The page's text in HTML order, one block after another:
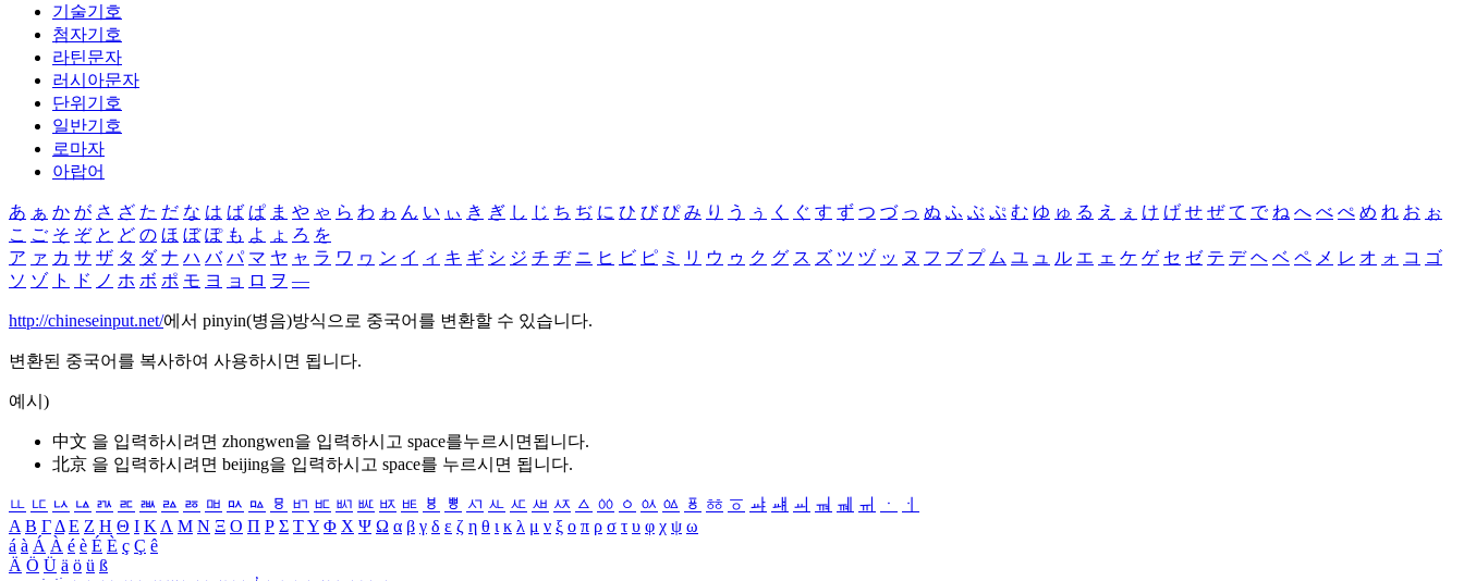
기술기호
첨자기호
라틴문자
러시아문자
단위기호
일반기호
로마자
아랍어
あ ぁ か が さ ざ た だ な は ば ぱ ま や ゃ ら わ ゎ ん い ぃ き ぎ し じ ち ぢ に ひ び ぴ み り う ぅ く ぐ す ず つ づ っ ぬ ふ ぶ ぷ む ゆ ゅ る え ぇ け げ せ ぜ て で ね へ べ ぺ め れ お ぉ
こ ご そ ぞ と ど の ほ ぼ ぽ も よ ょ ろ を
ア ァ カ サ ザ タ ダ ナ ハ バ パ マ ヤ ャ ラ ワ ヮ ン イ ィ キ ギ シ ジ チ ヂ ニ ヒ ビ ピ ミ リ ウ ゥ ク グ ス ズ ツ ヅ ッ ヌ フ ブ プ ム ユ ュ ル エ ェ ケ ゲ セ ゼ テ デ ヘ ベ ペ メ レ オ ォ コ ゴ
ソ ゾ ト ド ノ ホ ボ ポ モ ヨ ョ ロ ヲ ―
http://chineseinput.net/에서 pinyin(병음)방식으로 중국어를 변환할 수 있습니다.
변환된 중국어를 복사하여 사용하시면 됩니다.
예시)
中文 을 입력하시려면 zhongwen을 입력하시고 space를누르시면됩니다.
北京 을 입력하시려면 beijing을 입력하시고 space를 누르시면 됩니다.
ㅥ ㅦ ㅧ ㅨ ㅩ ㅪ ㅫ ㅬ ㅭ ㅮ ㅯ ㅰ ㅱ ㅲ ㅳ ㅴ ㅵ ㅶ ㅷ ㅸ ㅹ ㅺ ㅻ ㅼ ㅽ ㅾ ㅿ ㆀ ㆁ ㆂ ㆃ ㆄ ㆅ ㆆ ㆇ ㆈ ㆉ ㆊ ㆋ ㆌ ㆍ
ㆎ
Α Β ΓΔ Ε Ζ Η Θ Ι ΚΛ Μ Ν Ξ Ο Π Ρ Σ ΤΥ Φ Χ Ψ Ω α β γ δ ε ζ η θ ι κ λ μ ν ξ ο π ρ σ τ υ φ χ ψ ω
á à Á À é è É È ç Ç ê
Ä Ö Ü ä ö ü ß